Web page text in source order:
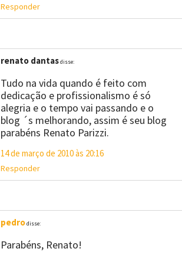
Responder
renato dantasdisse:
Tudo na vida quando é feito com
dedicação e profissionalismo é só
alegria e o tempo vai passando e o
blog ´s melhorando, assim é seu blog
parabéns Renato Parizzi.
14 de março de 2010 às 20:16
Responder
pedrodisse:
Parabéns, Renato!